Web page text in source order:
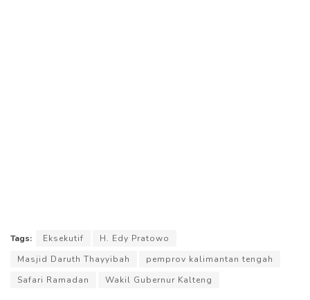
Tags: Eksekutif
H. Edy Pratowo
Masjid Daruth Thayyibah
pemprov kalimantan tengah
Safari Ramadan
Wakil Gubernur Kalteng